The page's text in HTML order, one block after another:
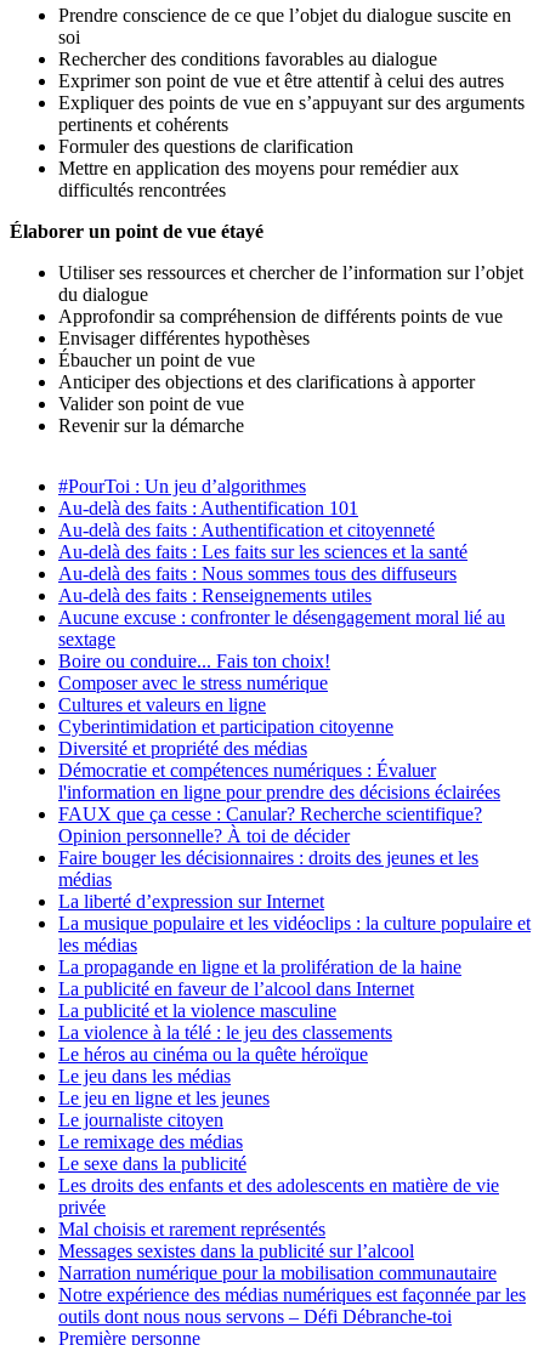
Prendre conscience de ce que l’objet du dialogue suscite en
soi
Rechercher des conditions favorables au dialogue
Exprimer son point de vue et être attentif à celui des autres
Expliquer des points de vue en s’appuyant sur des arguments
pertinents et cohérents
Formuler des questions de clarification
Mettre en application des moyens pour remédier aux
difficultés rencontrées
Élaborer un point de vue étayé
Utiliser ses ressources et chercher de l’information sur l’objet
du dialogue
Approfondir sa compréhension de différents points de vue
Envisager différentes hypothèses
Ébaucher un point de vue
Anticiper des objections et des clarifications à apporter
Valider son point de vue
Revenir sur la démarche
Main
menu
Left
(Prov
Terr)
#PourToi : Un jeu d’algorithmes
Au-delà des faits : Authentification 101
Au-delà des faits : Authentification et citoyenneté
Au-delà des faits : Les faits sur les sciences et la santé
Au-delà des faits : Nous sommes tous des diffuseurs
Au-delà des faits : Renseignements utiles
Aucune excuse : confronter le désengagement moral lié au
sextage
Boire ou conduire... Fais ton choix!
Composer avec le stress numérique
Cultures et valeurs en ligne
Cyberintimidation et participation citoyenne
Diversité et propriété des médias
Démocratie et compétences numériques : Évaluer
l'information en ligne pour prendre des décisions éclairées
FAUX que ça cesse : Canular? Recherche scientifique?
Opinion personnelle? À toi de décider
Faire bouger les décisionnaires : droits des jeunes et les
médias
La liberté d’expression sur Internet
La musique populaire et les vidéoclips : la culture populaire et
les médias
La propagande en ligne et la prolifération de la haine
La publicité en faveur de l’alcool dans Internet
La publicité et la violence masculine
La violence à la télé : le jeu des classements
Le héros au cinéma ou la quête héroïque
Le jeu dans les médias
Le jeu en ligne et les jeunes
Le journaliste citoyen
Le remixage des médias
Le sexe dans la publicité
Les droits des enfants et des adolescents en matière de vie
privée
Mal choisis et rarement représentés
Messages sexistes dans la publicité sur l’alcool
Narration numérique pour la mobilisation communautaire
Notre expérience des médias numériques est façonnée par les
outils dont nous nous servons – Défi Débranche-toi
Première personne